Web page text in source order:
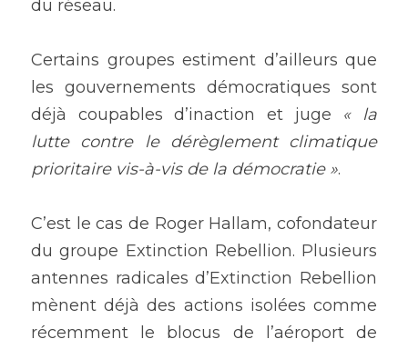
du réseau.
Certains groupes estiment d’ailleurs que
les gouvernements démocratiques sont
déjà coupables d’inaction et juge « la
lutte contre le dérèglement climatique
prioritaire vis-à-vis de la démocratie ».
C’est le cas de Roger Hallam, cofondateur
du groupe Extinction Rebellion. Plusieurs
antennes radicales d’Extinction Rebellion
mènent déjà des actions isolées comme
récemment le blocus de l’aéroport de